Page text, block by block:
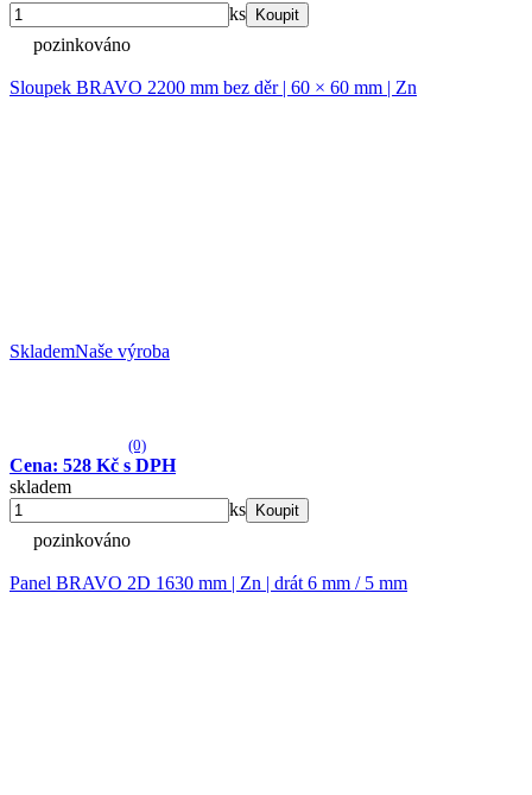
ks Koupit
pozinkováno
Sloupek BRAVO 2200 mm bez děr | 60 × 60 mm | Zn
SklademNaše výroba
(0)
Cena: 528 Kč s DPH
skladem
ks Koupit
pozinkováno
Panel BRAVO 2D 1630 mm | Zn | drát 6 mm / 5 mm